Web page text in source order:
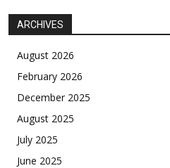
ARCHIVES
August 2026
February 2026
December 2025
August 2025
July 2025
June 2025